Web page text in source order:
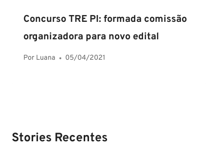
Concurso TRE PI: formada comissão
organizadora para novo edital
Por Luana 05/04/2021
Stories Recentes